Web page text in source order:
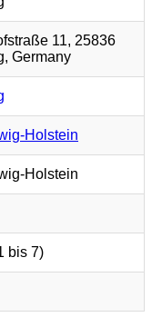
11, 25836
Germany
Holstein
Holstein
bis 7)